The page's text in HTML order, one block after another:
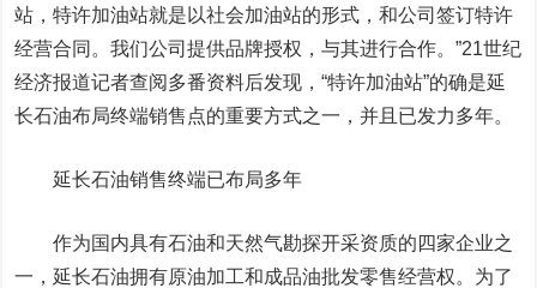
站，特许加油站就是以社会加油站的形式，和公司签订特许
经营合同。我们公司提供品牌授权，与其进行合作。”21世纪
经济报道记者查阅多番资料后发现，“特许加油站”的确是延
长石油布局终端销售点的重要方式之一，并且已发力多年。
延长石油销售终端已布局多年
作为国内具有石油和天然气勘探开采资质的四家企业之
一，延长石油拥有原油加工和成品油批发零售经营权。为了